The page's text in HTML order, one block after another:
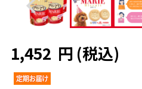
Previous
1,452 円 (税込)